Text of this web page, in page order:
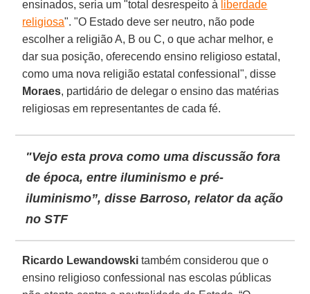
ensinados, seria um "total desrespeito à liberdade
religiosa". "O Estado deve ser neutro, não pode
escolher a religião A, B ou C, o que achar melhor, e
dar sua posição, oferecendo ensino religioso estatal,
como uma nova religião estatal confessional", disse
Moraes, partidário de delegar o ensino das matérias
religiosas em representantes de cada fé.
"Vejo esta prova como uma discussão fora
de época, entre iluminismo e pré-
iluminismo”, disse Barroso, relator da ação
no STF
Ricardo Lewandowski também considerou que o
ensino religioso confessional nas escolas públicas